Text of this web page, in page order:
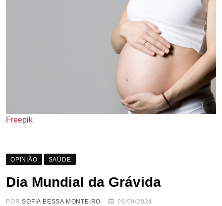
Freepik
OPINIÃO SAÚDE
Dia Mundial da Grávida
PORSOFIA BESSA MONTEIRO 09/09/2024